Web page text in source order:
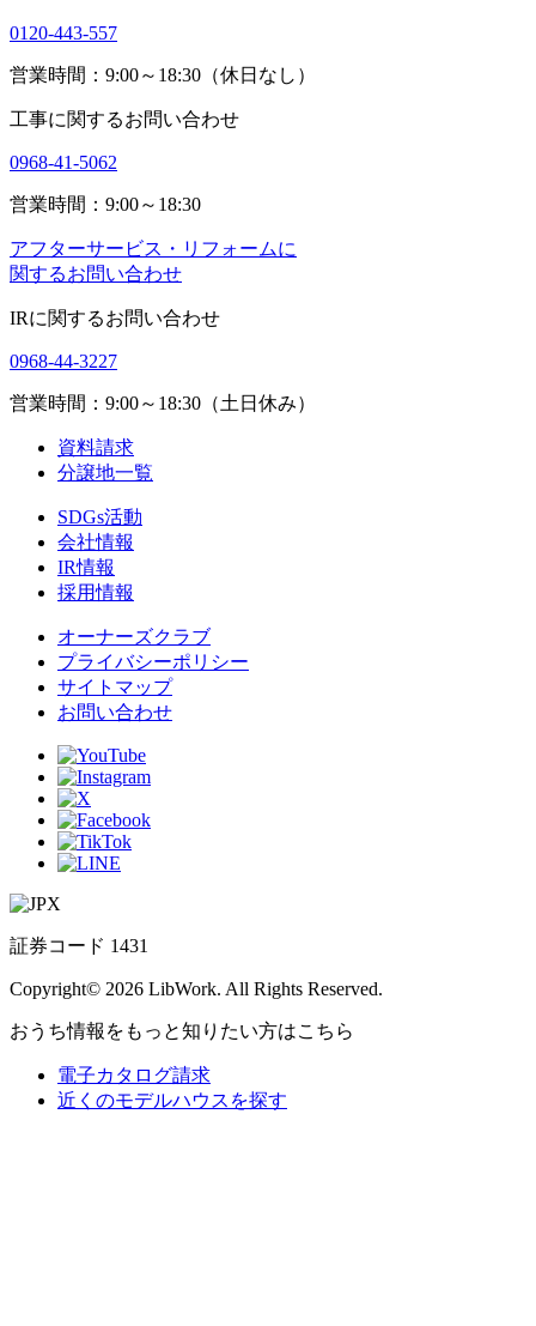
0120-443-557
営業時間：9:00～18:30（休日なし）
工事に関するお問い合わせ
0968-41-5062
営業時間：9:00～18:30
アフターサービス・リフォームに
関するお問い合わせ
IRに関するお問い合わせ
0968-44-3227
営業時間：9:00～18:30（土日休み）
資料請求
分譲地一覧
SDGs活動
会社情報
IR情報
採用情報
オーナーズクラブ
プライバシーポリシー
サイトマップ
お問い合わせ
証券コード 1431
Copyright© 2026 LibWork. All Rights Reserved.
おうち情報をもっと知りたい方はこちら
電子カタログ請求
近くのモデルハウスを探す